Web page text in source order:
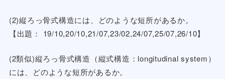
(2)縦ろっ骨式構造には、どのような短所があるか。
【出題： 19/10,20/10,21/07,23/02,24/07,25/07,26/10】
(2類似)縦ろっ骨式構造（縦式構造：longitudinal system）
には、どのような短所があるか。